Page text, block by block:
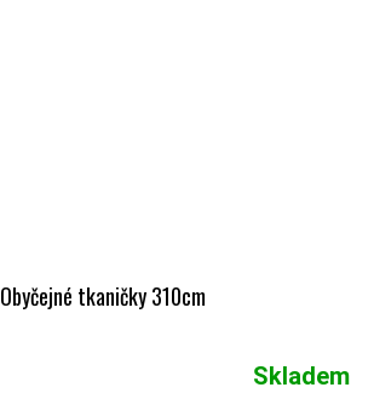
Obyčejné tkaničky 310cm
Skladem